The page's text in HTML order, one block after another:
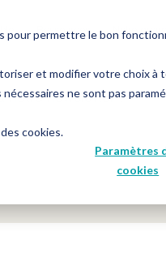
permettre le bon
et modifier votre choix
ne sont pas
cookies.
Paramètres
cookies
Ressources Notre
notre newsletter !